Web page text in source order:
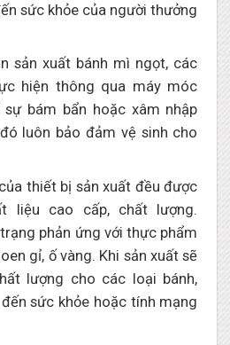
sức khỏe của người thưởng
sản xuất bánh mì ngọt, các
hiện thông qua máy móc
sự bám bẩn hoặc xâm nhập
luôn bảo đảm vệ sinh cho
thiết bị sản xuất đều được
liệu cao cấp, chất lượng.
phản ứng với thực phẩm
gỉ, ố vàng. Khi sản xuất sẽ
lượng cho các loại bánh,
sức khỏe hoặc tính mạng